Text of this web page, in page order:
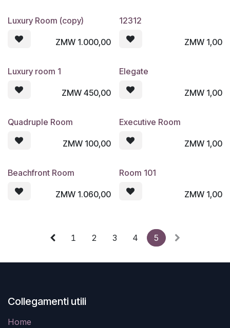
Luxury Room (copy)
ZMW 1.000,00
12312
ZMW 1,00
Luxury room 1
ZMW 450,00
Elegate
ZMW 1,00
Quadruple Room
ZMW 100,00
Executive Room
ZMW 1,00
Beachfront Room
ZMW 1.060,00
Room 101
ZMW 1,00
1 2 3 4 5
Collegamenti utili
Home